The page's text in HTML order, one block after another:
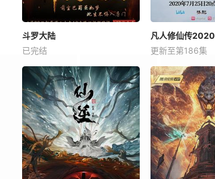
斗罗大陆
已完结
凡人修仙传2020
更新至第186集